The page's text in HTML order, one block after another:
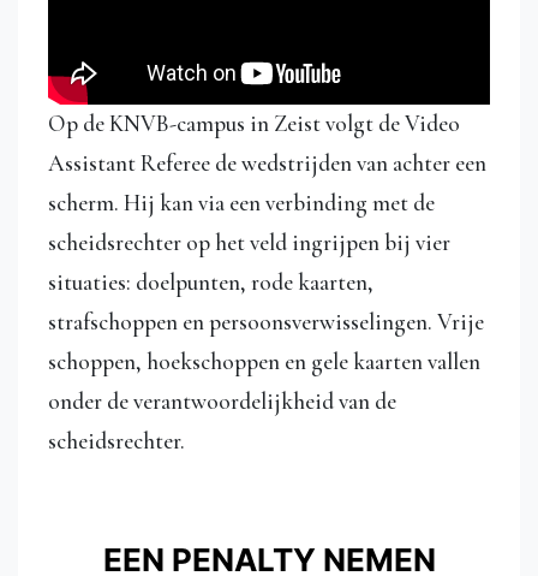
Op de KNVB-campus in Zeist volgt de Video
Assistant Referee de wedstrijden van achter een
scherm. Hij kan via een verbinding met de
scheidsrechter op het veld ingrijpen bij vier
situaties: doelpunten, rode kaarten,
strafschoppen en persoonsverwisselingen. Vrije
schoppen, hoekschoppen en gele kaarten vallen
onder de verantwoordelijkheid van de
scheidsrechter.
EEN PENALTY NEMEN